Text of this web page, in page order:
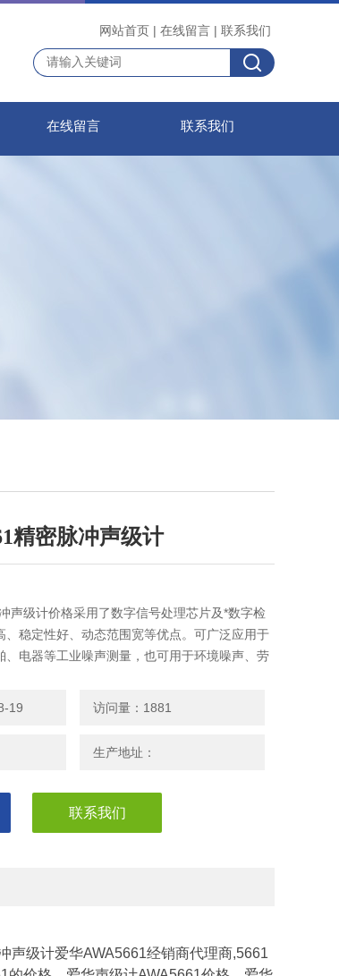
网站首页 | 在线留言 | 联系我们
在线留言 联系我们
精密脉冲声级计
声级计价格采用了数字信号处理芯片及*数字检
、稳定性好、动态范围宽等优点。可广泛应用于
、电器等工业噪声测量，也可用于环境噪声、劳
19 访问量：1881
生产地址：
联系我们
声级计爱华AWA5661经销商代理商,5661